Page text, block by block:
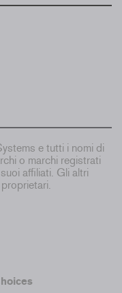
e tutti i nomi di
o marchi registrati
affiliati. Gli altri